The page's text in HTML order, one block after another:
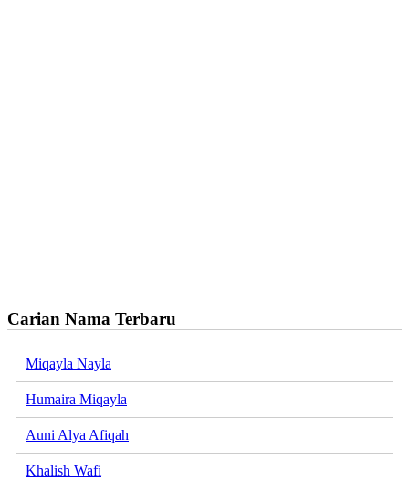
Carian Nama Terbaru
Miqayla Nayla
Humaira Miqayla
Auni Alya Afiqah
Khalish Wafi